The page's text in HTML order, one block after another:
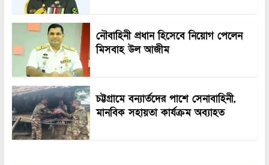
নৌবাহিনী প্রধান হিসেবে নিয়োগ পেলেন
মিসবাহ উল আজীম
চট্টগ্রামে বন্যার্তদের পাশে সেনাবাহিনী,
মানবিক সহায়তা কার্যক্রম অব্যাহত